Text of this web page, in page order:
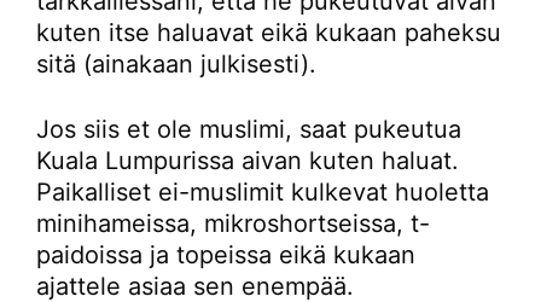
kuten itse haluavat eikä kukaan paheksu
sitä (ainakaan julkisesti).
Jos siis et ole muslimi, saat pukeutua
Kuala Lumpurissa aivan kuten haluat.
Paikalliset ei-muslimit kulkevat huoletta
minihameissa, mikroshortseissa, t-
paidoissa ja topeissa eikä kukaan
ajattele asiaa sen enempää.